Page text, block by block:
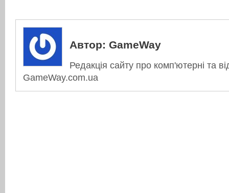
Автор: GameWay
Редакція сайту про комп'ютерні та
GameWay.com.ua